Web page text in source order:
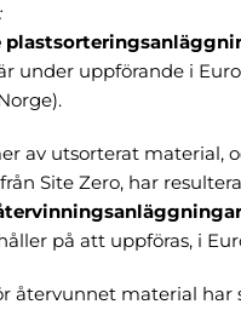
under uppförande i
av utsorterat material,
Site Zero, har
på att uppföras, i
återvunnet material har